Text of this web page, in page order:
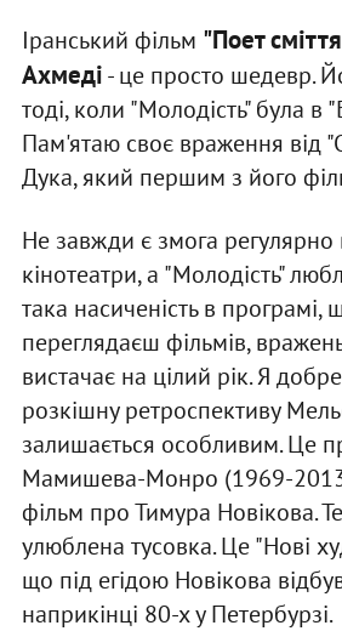
Іранський фільм "Поет
Ахмеді- це просто шедевр.
тоді, коли "Молодість" була в
Пам'ятаю своє враження від
Дука, який першим з його
Не завжди є змога регулярно
кінотеатри, а "Молодість"
така насиченість в програмі,
переглядаєш фільмів,
вистачає на цілий рік. Я
розкішну ретроспективу
залишається особливим. Це
Мамишева-Монро (1969-
фільм про Тимура Новікова.
улюблена тусовка. Це "Нові
що під егідою Новікова
наприкінці 80-х у Петербурзі.